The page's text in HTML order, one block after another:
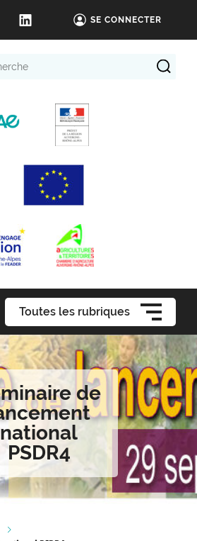
SE CONNECTER
Toutes les rubriques
de
national
PSDR4